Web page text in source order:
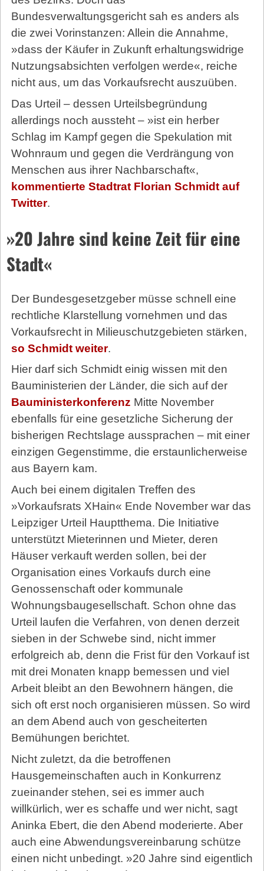
Bundesverwaltungsgericht sah es anders als
die zwei Vorinstanzen: Allein die Annahme,
»dass der Käufer in Zukunft erhaltungswidrige
Nutzungsabsichten verfolgen werde«, reiche
nicht aus, um das Vorkaufsrecht auszuüben.
Das Urteil – dessen Urteilsbegründung
allerdings noch aussteht – »ist ein herber
Schlag im Kampf gegen die Spekulation mit
Wohnraum und gegen die Verdrängung von
Menschen aus ihrer Nachbarschaft«,
kommentierte Stadtrat Florian Schmidt auf
Twitter.
»20 Jahre sind keine Zeit für eine
Stadt«
Der Bundesgesetzgeber müsse schnell eine
rechtliche Klarstellung vornehmen und das
Vorkaufsrecht in Milieuschutzgebieten stärken,
so Schmidt weiter.
Hier darf sich Schmidt einig wissen mit den
Bauministerien der Länder, die sich auf der
Bauministerkonferenz Mitte November
ebenfalls für eine gesetzliche Sicherung der
bisherigen Rechtslage aussprachen – mit einer
einzigen Gegenstimme, die erstaunlicherweise
aus Bayern kam.
Auch bei einem digitalen Treffen des
»Vorkaufsrats XHain« Ende November war das
Leipziger Urteil Hauptthema. Die Initiative
unterstützt Mieterinnen und Mieter, deren
Häuser verkauft werden sollen, bei der
Organisation eines Vorkaufs durch eine
Genossenschaft oder kommunale
Wohnungsbaugesellschaft. Schon ohne das
Urteil laufen die Verfahren, von denen derzeit
sieben in der Schwebe sind, nicht immer
erfolgreich ab, denn die Frist für den Vorkauf ist
mit drei Monaten knapp bemessen und viel
Arbeit bleibt an den Bewohnern hängen, die
sich oft erst noch organisieren müssen. So wird
an dem Abend auch von gescheiterten
Bemühungen berichtet.
Nicht zuletzt, da die betroffenen
Hausgemeinschaften auch in Konkurrenz
zueinander stehen, sei es immer auch
willkürlich, wer es schaffe und wer nicht, sagt
Aninka Ebert, die den Abend moderierte. Aber
auch eine Abwendungsvereinbarung schütze
einen nicht unbedingt. »20 Jahre sind eigentlich